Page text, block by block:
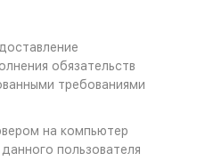
обязательств
требованиями
на компьютер
пользователя